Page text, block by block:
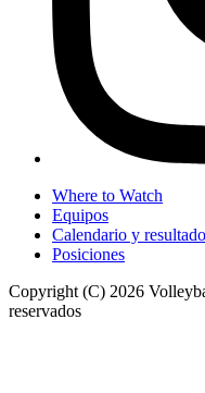
Where to Watch
Equipos
Calendario y
Posiciones
Copyright (C) 2026
reservados